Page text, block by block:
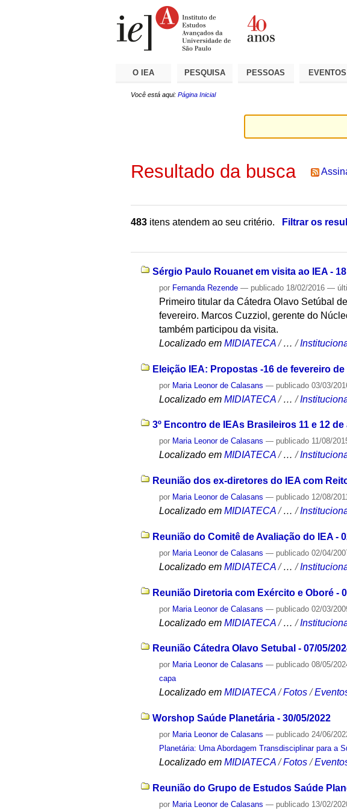
O IEA PESQUISA PESSOAS EVENTOS
Você está aqui: Página Inicial
Resultado da busca
483 itens atendem ao seu critério.
Filtrar os
Sérgio Paulo Rouanet em visita ao IEA -
por Fernanda Rezende — publicado 18/02/2016—
Primeiro titular da Cátedra Olavo Setúbal
fevereiro. Marcos Cuzziol, gerente do
também participou da visita.
Localizado em MIDIATECA /…/
Eleição IEA: Propostas -16 de fevereiro de
por Maria Leonor de Calasans — publicado 03/03/
Localizado em MIDIATECA /…/
3º Encontro de IEAs Brasileiros 11 e 12
por Maria Leonor de Calasans — publicado 11/08/
Localizado em MIDIATECA /…/
Reunião dos ex-diretores do IEA com
por Maria Leonor de Calasans — publicado 12/08/
Localizado em MIDIATECA /…/
Reunião do Comitê de Avaliação do IEA -
por Maria Leonor de Calasans — publicado 02/04/
Localizado em MIDIATECA /…/
Reunião Diretoria com Exército e Oboré -
por Maria Leonor de Calasans — publicado 02/03/
Localizado em MIDIATECA /…/
Reunião Cátedra Olavo Setubal - 07/05/
por Maria Leonor de Calasans — publicado 08/05/
capa
Localizado em MIDIATECA /Fotos /
Worshop Saúde Planetária - 30/05/2022
por Maria Leonor de Calasans — publicado 24/06/
Planetária: Uma Abordagem Transdisciplinar para a
Localizado em MIDIATECA /Fotos /
Reunião do Grupo de Estudos Saúde
por Maria Leonor de Calasans — publicado 13/02/